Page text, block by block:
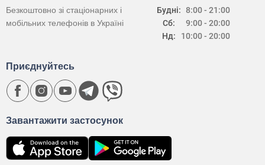
Будні:
Сб:
Нд:
8:00 - 21:00
9:00 - 20:00
10:00 - 20:00
Безкоштовно зі стаціонарних і
мобільних телефонів в Україні
Завантажити застосунок
Приєднуйтесь